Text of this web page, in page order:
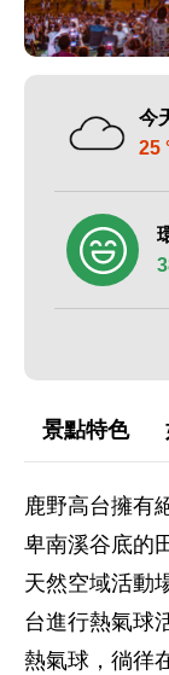
今
25
景點特色
鹿野高台擁有
卑南溪谷底的
天然空域活動
台進行熱氣球
熱氣球，徜徉